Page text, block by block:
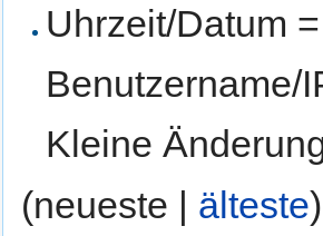
Uhrzeit/Datum
Benutzername/
Kleine
(neueste | älteste